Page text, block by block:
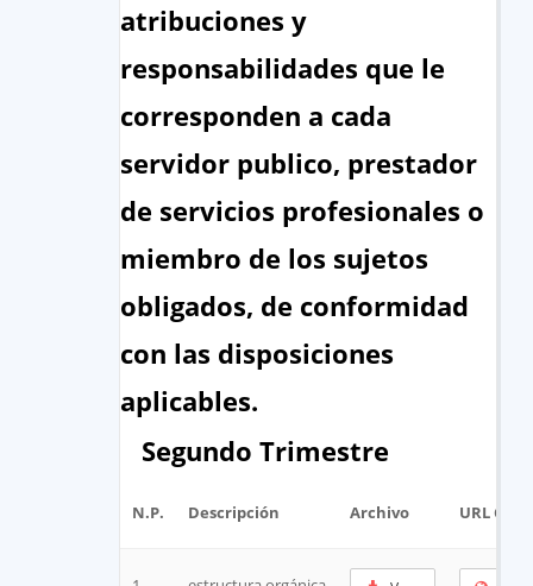
atribuciones y
responsabilidades que le
corresponden a cada
servidor publico, prestador
de servicios profesionales o
miembro de los sujetos
obligados, de conformidad
con las disposiciones
aplicables.
Segundo Trimestre
N.P. Descripción Archivo URL